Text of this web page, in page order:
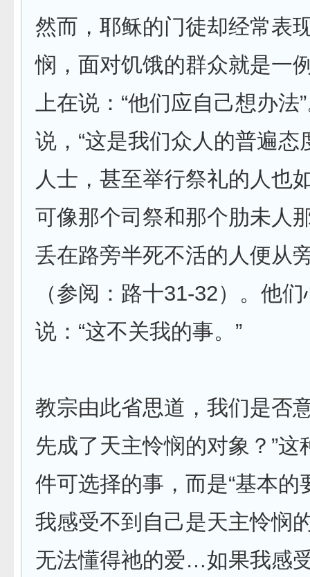
然而，耶稣的门徒却经常表
悯，面对饥饿的群众就是一
上在说：“他们应自己想办法
说，“这是我们众人的普遍态
人士，甚至举行祭礼的人也
可像那个司祭和那个肋未人
丢在路旁半死不活的人便从
（参阅：路十31-32）。他
说：“这不关我的事。”
教宗由此省思道，我们是否
先成了天主怜悯的对象？”这
件可选择的事，而是“基本的
我感受不到自己是天主怜悯
无法懂得祂的爱…如果我感